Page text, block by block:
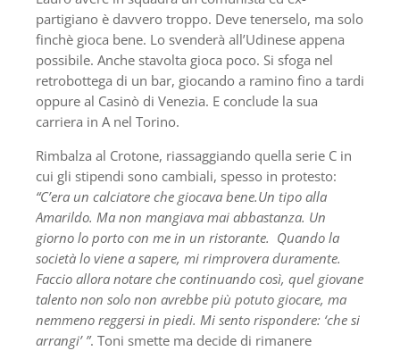
partigiano è davvero troppo. Deve tenerselo, ma solo
finchè gioca bene. Lo svenderà all’Udinese appena
possibile. Anche stavolta gioca poco. Si sfoga nel
retrobottega di un bar, giocando a ramino fino a tardi
oppure al Casinò di Venezia. E conclude la sua
carriera in A nel Torino.
Rimbalza al Crotone, riassaggiando quella serie C in
cui gli stipendi sono cambiali, spesso in protesto:
“C’era un calciatore che giocava bene.Un tipo alla
Amarildo. Ma non mangiava mai abbastanza. Un
giorno lo porto con me in un ristorante. Quando la
società lo viene a sapere, mi rimprovera duramente.
Faccio allora notare che continuando così, quel giovane
talento non solo non avrebbe più potuto giocare, ma
nemmeno reggersi in piedi. Mi sento rispondere: ‘che si
arrangi’ ”. Toni smette ma decide di rimanere